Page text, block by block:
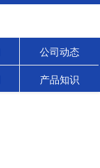
公司动态
产品知识